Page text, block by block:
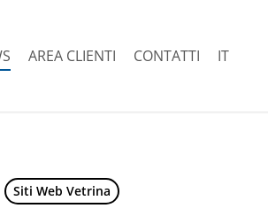
AREA CLIENTI CONTATTI IT
Siti Web Vetrina